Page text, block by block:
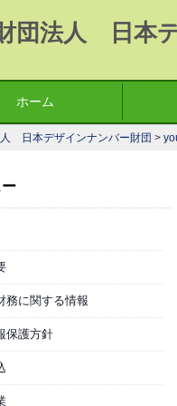
団法人 日本
ニュー
ホーム
日本デザインナンバー財団 >
務に関する情報
保護方針